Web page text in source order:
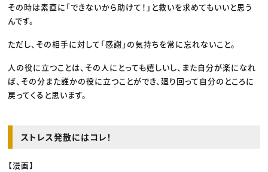
その時は素直に「できないから助けて！」と救いを求めてもいいと思う
んです。
ただし、その相手に対して「感謝」の気持ちを常に忘れないこと。
人の役に立つことは、その人にとっても嬉しいし、また自分が楽になれ
ば、その分また誰かの役に立つことができ、廻り回って自分のところに
戻ってくると思います。
ストレス発散にはコレ！
【漫画】